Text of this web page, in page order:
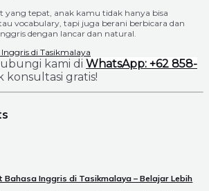
yang tepat, anak kamu tidak hanya bisa
vocabulary, tapi juga berani berbicara dan
dengan lancar dan natural.
di Tasikmalaya
kami di WhatsApp: +62 858-
konsultasi gratis!
Bahasa Inggris di Tasikmalaya – Belajar Lebih